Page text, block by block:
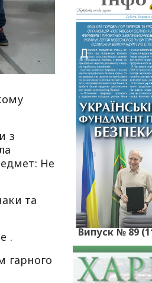
з
Не
та
.
гарного
Випуск № 89